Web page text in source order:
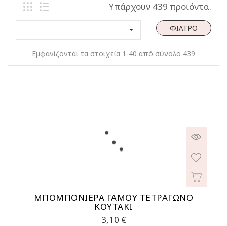
Υπάρχουν 439 προϊόντα.
 ΦΊΛΤΡΟ
Εμφανίζονται τα στοιχεία 1-40 από σύνολο 439
ΜΠΟΜΠΟΝΙΕΡΑ ΓΑΜΟΥ ΤΕΤΡΑΓΩΝΟ
ΚΟΥΤΑΚΙ
Τιμή
3,10 €